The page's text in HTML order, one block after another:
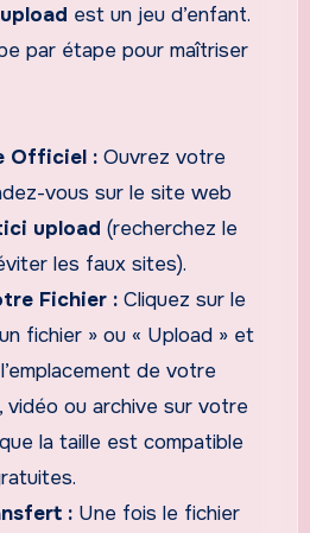
est un jeu d’enfant.
par étape pour maîtriser
Officiel : Ouvrez votre
vous sur le site web
upload (recherchez le
les faux sites).
Fichier : Cliquez sur le
fichier » ou « Upload » et
de votre
vidéo ou archive sur votre
la taille est compatible
: Une fois le fichier